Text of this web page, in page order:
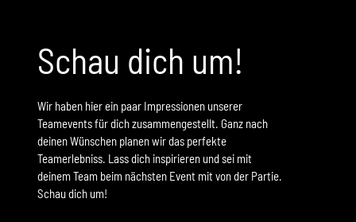
Schau dich um!
Wir haben hier ein paar Impressionen unserer
Teamevents für dich zusammengestellt. Ganz nach
deinen Wünschen planen wir das perfekte
Teamerlebniss. Lass dich inspirieren und sei mit
deinem Team beim nächsten Event mit von der Partie.
Schau dich um!